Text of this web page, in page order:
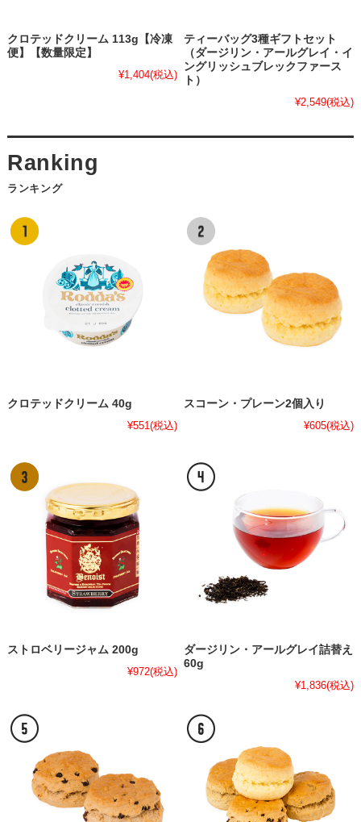
クロテッドクリーム 113g【冷凍
便】【数量限定】
¥1,404(税込)
ティーバッグ3種ギフトセット
（ダージリン・アールグレイ・イ
ングリッシュブレックファース
ト）
¥2,549(税込)
ランキング
クロテッドクリーム 40g
¥551(税込)
スコーン・プレーン2個入り
¥605(税込)
ストロベリージャム 200g
¥972(税込)
ダージリン・アールグレイ詰替え
60g
¥1,836(税込)